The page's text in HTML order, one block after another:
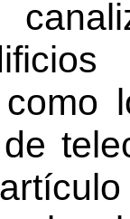
como